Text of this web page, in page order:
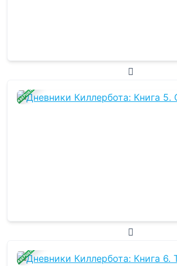
ЗАВЕРШЕНА
ЗАВЕРШЕНА